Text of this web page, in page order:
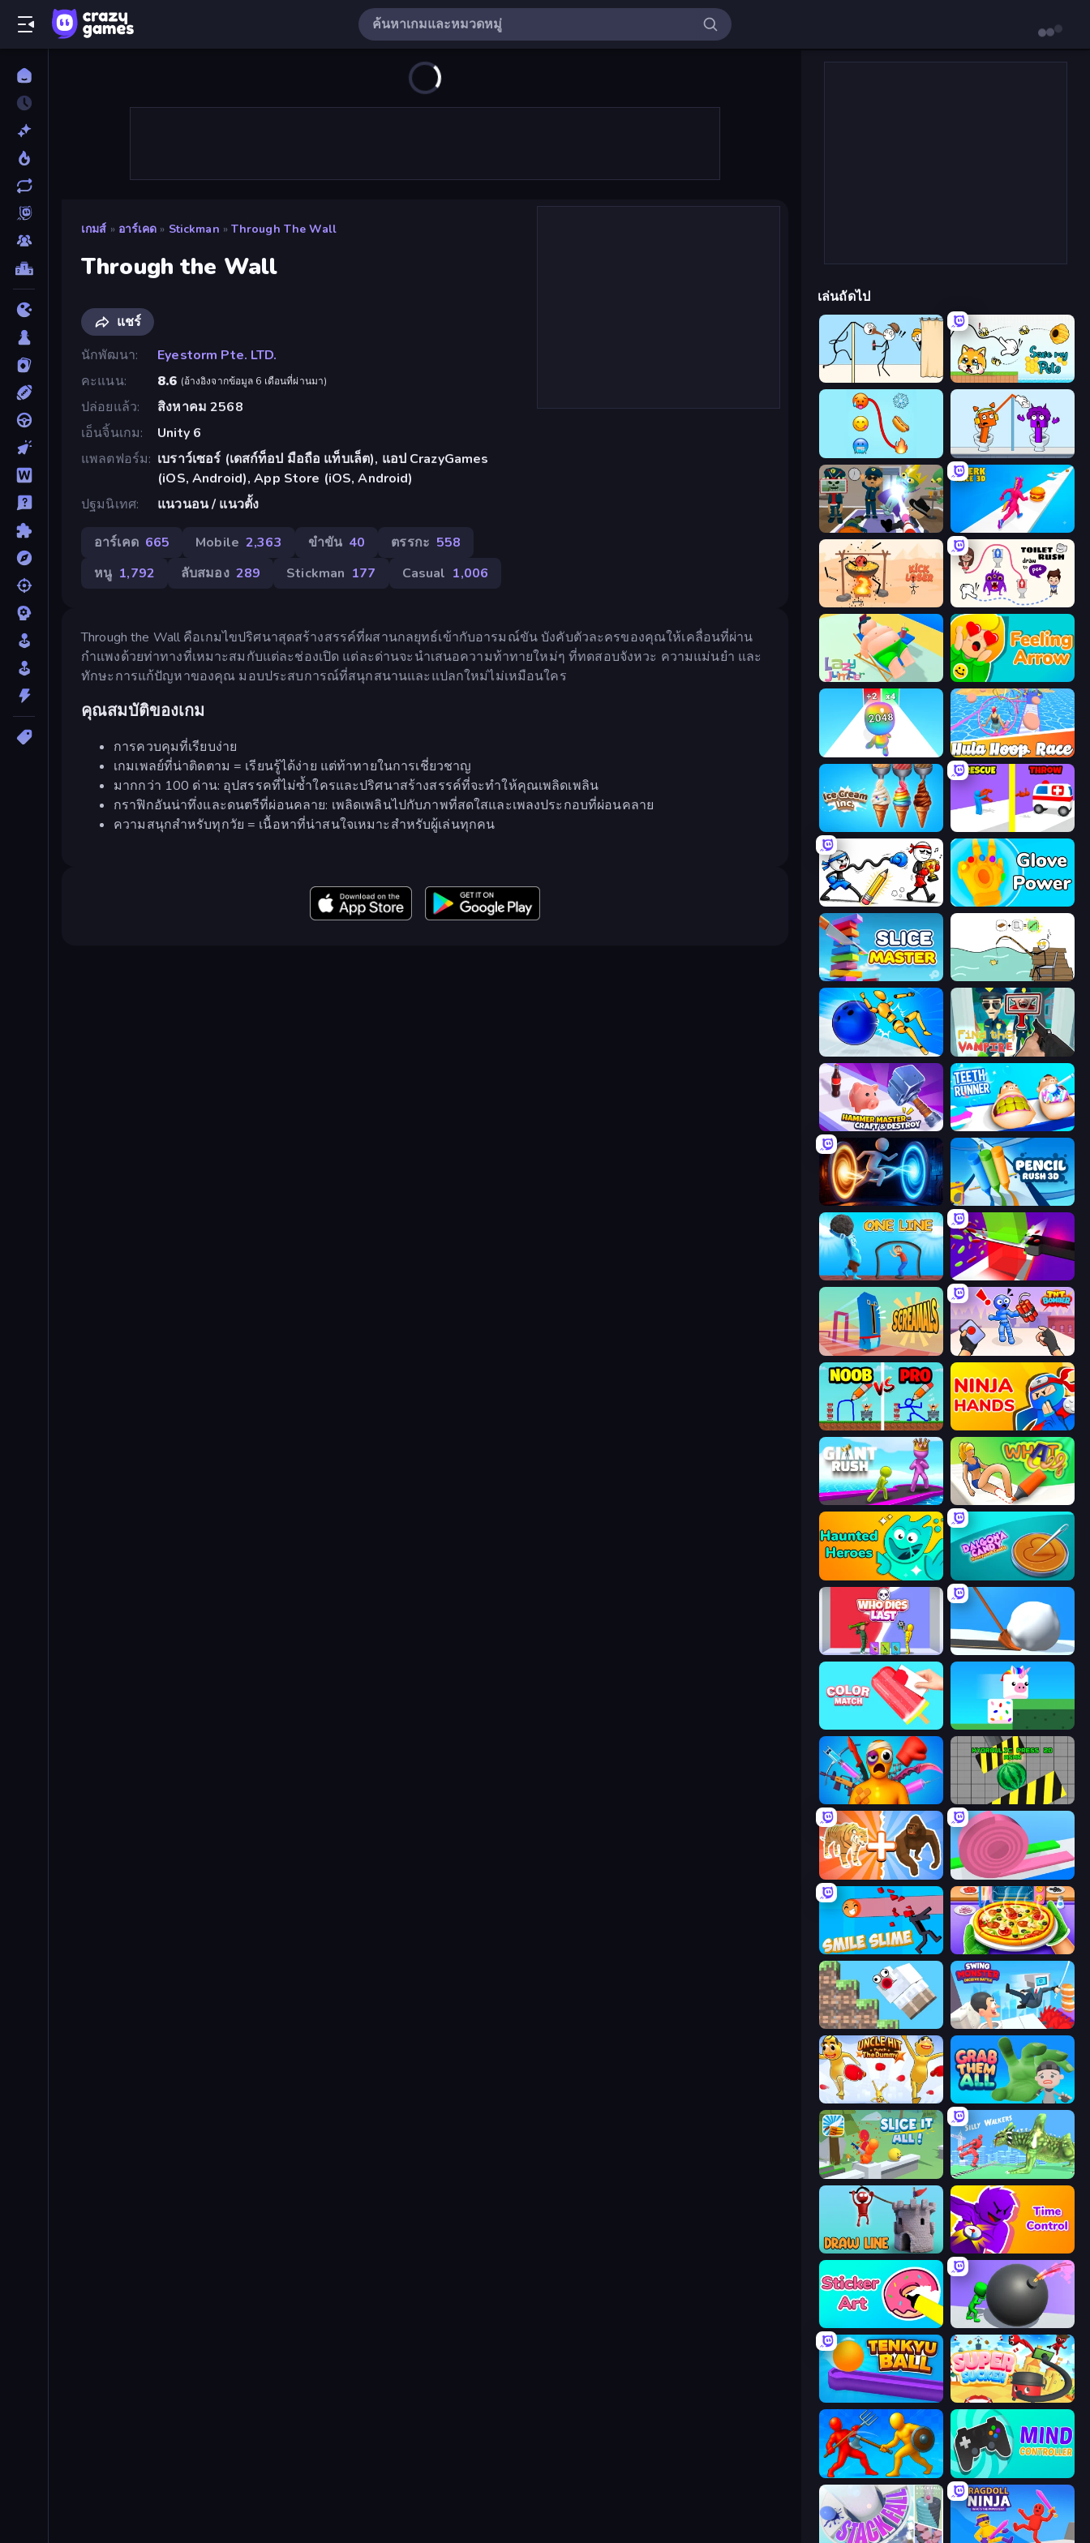
เกมส์ » อาร์เคด » Stickman » Through The Wall
Through the Wall
แชร์
นักพัฒนา
Eyestorm Pte. LTD.
คะแนน
8.6 (อ้างอิงจากข้อมูล 6 เดือนที่ผ่านมา)
ปล่อยแล้ว
สิงหาคม 2568
เอ็นจิ้นเกม
Unity 6
แพลตฟอร์ม
เบราว์เซอร์ (เดสก์ท็อป มือถือ แท็บเล็ต), แอป CrazyGames
(iOS, Android), App Store (iOS, Android)
ปฐมนิเทศ
แนวนอน / แนวตั้ง
อาร์เคด 665 Mobile 2,363 ขำขัน 40 ตรรกะ 558
หนู 1,792 ลับสมอง 289 Stickman 177 Casual 1,006
Through the Wall คือเกมไขปริศนาสุดสร้างสรรค์ที่ผสานกลยุทธ์เข้ากับอารมณ์ขัน บังคับตัวละครของคุณให้เคลื่อนที่ผ่าน
กำแพงด้วยท่าทางที่เหมาะสมกับแต่ละช่องเปิด แต่ละด่านจะนำเสนอความท้าทายใหม่ๆ ที่ทดสอบจังหวะ ความแม่นยำ และ
ทักษะการแก้ปัญหาของคุณ มอบประสบการณ์ที่สนุกสนานและแปลกใหม่ไม่เหมือนใคร
คุณสมบัติของเกม
การควบคุมที่เรียบง่าย
เกมเพลย์ที่น่าติดตาม = เรียนรู้ได้ง่าย แต่ท้าทายในการเชี่ยวชาญ
มากกว่า 100 ด่าน: อุปสรรคที่ไม่ซ้ำใครและปริศนาสร้างสรรค์ที่จะทำให้คุณเพลิดเพลิน
กราฟิกอันน่าทึ่งและดนตรีที่ผ่อนคลาย: เพลิดเพลินไปกับภาพที่สดใสและเพลงประกอบที่ผ่อนคลาย
ความสนุกสำหรับทุกวัย = เนื้อหาที่น่าสนใจเหมาะสำหรับผู้เล่นทุกคน
เล่นถัดไป
Gomu Goman Save My Pets
Emoji Puzzle! Square Punki Long Hand
Find The Alien Twerk Race 3D
Kick Loser
Lazy Jumper Feeling Arrow
Man Runner 2048 Hula Hoop Race
Ice Cream Inc. Rescue Throw
Doodle Smash Glove Power
Slice Master Alchemy Puzzle
Playground Man! Ragdoll Show! Find the Vampire
Hammer Master－Craft & Destroy! Teeth Runner
Portal Escape Pencil Rush
One Line Jelly Restaurant
Screamals TNT Bomber
DOP Noob: Draw to Save Ninja Hands
Giant Rush! What a Leg
Haunted Heroes Dalgona Candy Honeycomb Cookie
Who Dies Last? Shovel 3D
Stacky Bird
Fun Ragdoll Challenge! Hydraulic Press 2D ASMR
Animal DNA Run Layers Roll
Smile Slime Pizza Maker
Crazy Sheep Swing Monster: Decisive Battle
Uncle Hit: Punch the Dummy Grab Them All
Slice It All! Silly Walkers
Draw Line Time Control!
Bomb Roll
Tenkyu Ball Super Sucker 3D
Epic Sword Battle! Fight in Arena Mind Controller